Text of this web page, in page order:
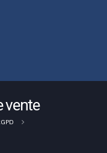
vente